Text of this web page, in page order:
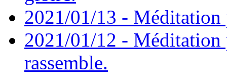
2021/01/13 - Méditation
2021/01/12 - Méditation
rassemble.